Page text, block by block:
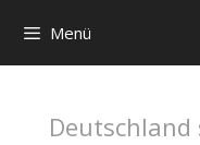
zum
Inhalt
Menü